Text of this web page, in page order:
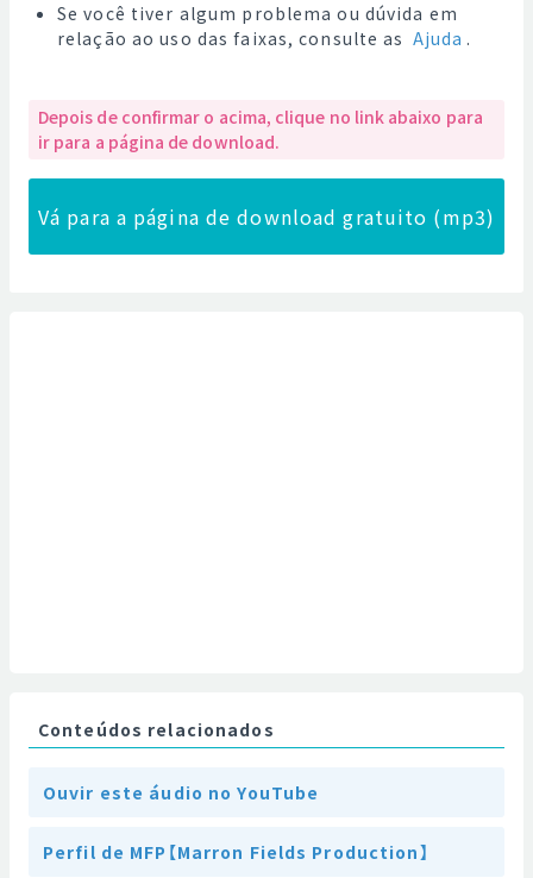
Se você tiver algum problema ou dúvida em
relação ao uso das faixas, consulte as Ajuda .
Depois de confirmar o acima, clique no link abaixo para
ir para a página de download.
Vá para a página de download gratuito (mp3)
Conteúdos relacionados
Ouvir este áudio no YouTube
Perfil de MFP【Marron Fields Production】